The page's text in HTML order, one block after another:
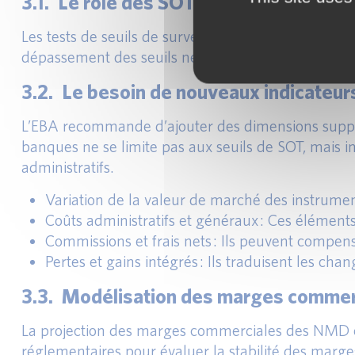
Les tests de seuils de surveillance SOT servent
dépassement des seuils ne déclenche pas
3.2. Le besoin de nouveaux
L’EBA recommande d’ajouter des dimensions
banques ne se limite pas aux seuils de SOT,
administratifs.
Variation de la valeur de marché des
Coûts administratifs et généraux : Ces
Commissions et frais nets : Ils peuvent
Pertes et gains intégrés : Ils traduisent les
3.3. Modélisation des marges
La projection des marges commerciales des
réglementaires pour évaluer la stabilité des